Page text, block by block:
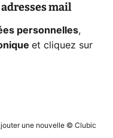
mail
personnelles,
et cliquez sur
une nouvelle © Clubic